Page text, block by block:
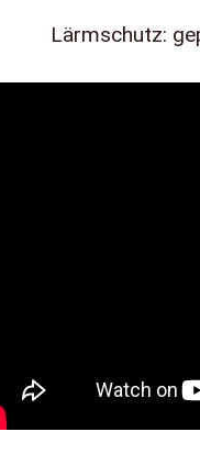
Lärmschutz: